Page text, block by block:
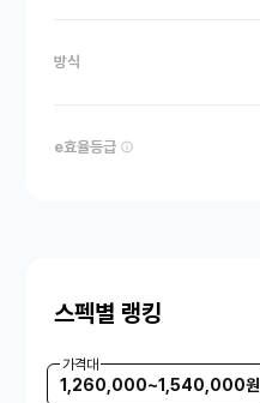
방식
e효율등급
스펙별 랭킹
가격대
1,260,000~1,540,000원